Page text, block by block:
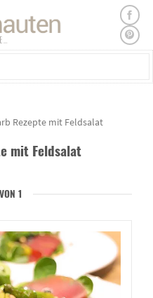
Rezepte mit Feldsalat
mit Feldsalat
1